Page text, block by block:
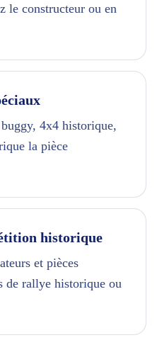
le constructeur ou en
4x4 historique,
la pièce
historique
et pièces
de rallye historique ou